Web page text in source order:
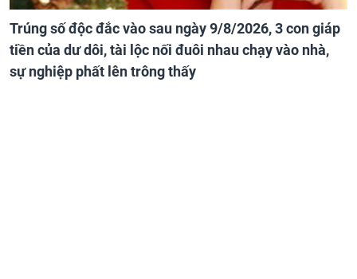
Trúng số độc đắc vào sau ngày 9/8/2026, 3 con giáp
tiền của dư dôi, tài lộc nối đuôi nhau chạy vào nhà,
sự nghiệp phất lên trông thấy